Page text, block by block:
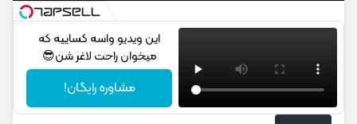
این ویدیو واسه کساییه که
میخوان راحت لاغر شن😎
مشاوره رایگان!